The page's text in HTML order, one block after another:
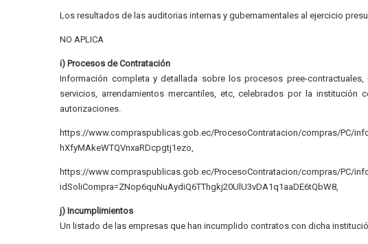
Los resultados de las auditorias internas y gubernamentales al ejercicio
NO APLICA
i) Procesos de Contratación
Información completa y detallada sobre los procesos pree-
servicios, arrendamientos mercantiles, etc, celebrados por la
autorizaciones.
https://www.compraspublicas.gob.ec/ProcesoContratacion/compras/PC/
hXfyMAkeWTQVnxaRDcpgtj1ezo,
https://www.compraspublicas.gob.ec/ProcesoContratacion/compras/PC/
idSoliCompra=ZNop6quNuAydiQ6TThgkj20UlU3vDA1q1aaDE6tQbW8,
j) Incumplimientos
Un listado de las empresas que han incumplido contratos con dicha